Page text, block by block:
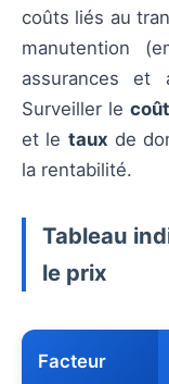
coûts liés au
manutention
assurances et
Surveiller le coût
et le taux de
la rentabilité.
Tableau
le prix
Facteur